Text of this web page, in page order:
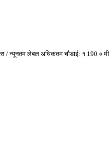
न्यूनतम लेबल अधिकतम चौडाई: १ 190 ०